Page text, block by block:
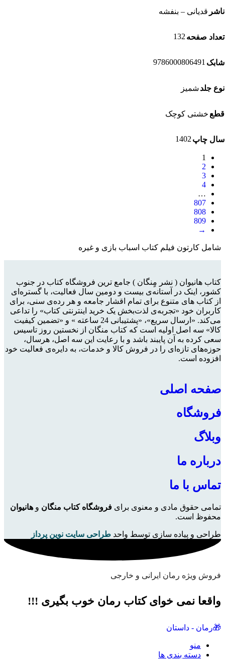
قدیانی – بنفشه
صفحه132
9786000806491
جلدشمیز
خشتی کوچک
چاپ1402
1
2
3
4
…
807
808
809
→
کارتون فیلم کتاب اسباب بازی و غیره
هانیوان ( نشر مٍنگان ) جامع ترین فروشگاه کتاب در جنوب
اینک در آستانه‌ی بیست و دومین سال فعالیت، با گستره‌ای
کتاب های متنوع برای تمام اقشار جامعه و هر رده‌ی سنی، برای
خود «تجربه‌ی لذت‌بخش یک خرید اینترنتی کتاب» را تداعی
می‌کند. «ارسال سریع»، «پشتیبانی 24 ساعته » و «تضمین کیفیت
سه اصل اولیه است که کتاب منگان از نخستین روز تاسیس
کرده به آن پایبند باشد و با رعایت این سه اصل، هرسال،
تازه‌ای را در فروش کالا و خدمات، به دایره‌ی فعالیت خود
است.
اصلی
ما
با ما
حقوق مادی و معنوی برایفروشگاه کتاب منگانو هانیوان
است.
و پیاده سازی توسط واحدطراحی سایت نوین پرداز
ویژه رمان ایرانی و خارجی
نمی خوای کتاب رمان خوب بگیری !!!
- داستان
منو
دسته بندی ها